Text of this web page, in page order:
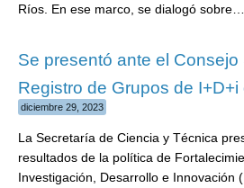
Ríos. En ese marco, se dialogó sobre…
Se presentó ante el
Registro de Grupos de I+D+i
diciembre 29, 2023
La Secretaría de Ciencia y Técnica
resultados de la política de
Investigación, Desarrollo e Innovación